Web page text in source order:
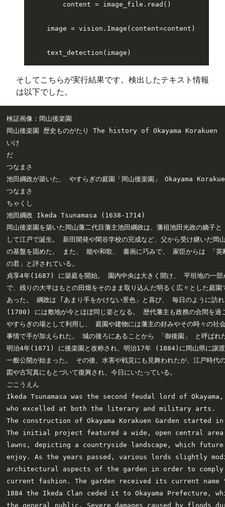
        content = image_file.read()
    image = vision.Image(content=content)
そしてこちらが実行結果です。検出したテキスト情報
は以下でした。
検証画像：岡山後楽園
岡山後楽園 歴史ものがたり The history of Okayama Korakuen
いけ
だ
つなまさ
池田綱政が築いた、 やすらぎの庭園「岡山後楽園」
つなまさ
ちゃくし
池田綱政 Ikeda Tsunamasa (1638-1714)
岡山後楽園を築いた岡山藩二代目藩主池田綱政は、藩祖池田光政の嫡子と
して江戸で誕生。 新田開発や閑谷学校の完成など、父から受け継いだ岡
の基盤を固めた。 また、 能や和歌、 書画に巧みで、 家臣からは 「英
の君」と評されている。
貞享4年(1687) に築庭を開始。 園内中央は大きく開け、 平坦地の一部
で、残りの大半はもとの田畑をそのまま取り込んだ明るく広々とした庭園
あった。 綱政は ｢あまり手をかけない景色」と喜び、 毎日のように訪
(1700) には敷地が今とほぼ同じ姿となる。 歴代藩主も政務の合間を過
やすらぎの場として利用し、 庭園や建物には藩主の好みやその時々の社
事情で手が加えられた。 城の後ろにあることから 「御後園」 と呼ばれ
明治4年(1871) に後楽園と改称され、明治17年 (1884)に岡山県に譲
一般公開が始まった。 その後、水害や戦災にも見舞われたが、江戸時代
図や古写真にもとづいて復興され、今日にいたっている。
ごこうえん
Ikeda Tsunamasa was the second feudal lord of
who excelled at both the literary and military arts.
The construction of Okayama Korakuen Garden started
The initial project featured a wide, open central
lawns, depicting a countryside landscape, which
enjoy. As the years passed, various lords slightly
architectural aspects of the garden in order to
current fashion. The garden received its current name
1884 the Ikeda Clan ceded it to Okayama Prefecture,
the general public. Severe damages caused by floods